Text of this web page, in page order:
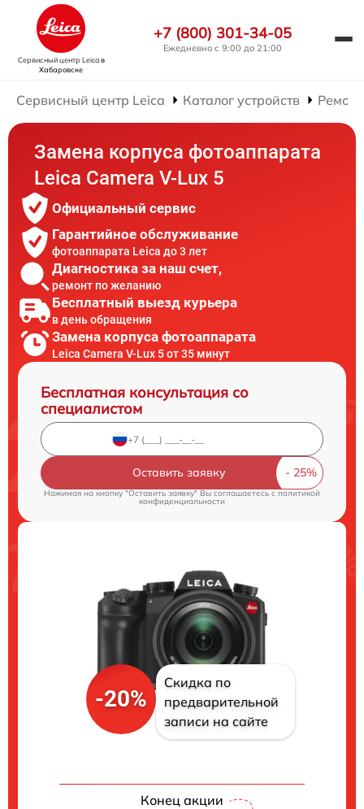
Сервисный центр Leicaв
Хабаровске
+7 (800) 301-34-05
Ежедневно с 9:00 до 21:00
Сервисный центр Leica Каталог устройств
Замена корпуса фотоаппарата
Leica Camera V-Lux 5
Официальный сервис
Гарантийное обслуживание
фотоаппарата Leica до 3 лет
Диагностика за наш счет,
ремонт по желанию
Бесплатный выезд курьера
в день обращения
Замена корпуса фотоаппарата
Leica Camera V-Lux 5 от 35 минут
Бесплатная консультация со
специалистом
Оставить заявку
Нажимая на кнопку "Оставить заявку" Вы соглашаетесь cполитикой
конфиденциальности
-20%
Скидка по
предварительной
записи на сайте
Конец акции